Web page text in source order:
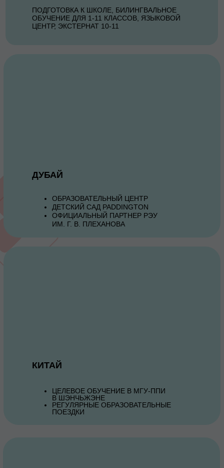
ОБРАЗОВАТЕЛЬНЫЙ ЦЕНТР
ДЕТСКИЙ САД PADDINGTON
ОФИЦИАЛЬНЫЙ ПАРТНЕР РЭУ
ИМ. Г. В. ПЛЕХАНОВА
ЦЕЛЕВОЕ ОБУЧЕНИЕ В МГУ-ППИ
В ШЭНЧЬЖЭНЕ
РЕГУЛЯРНЫЕ ОБРАЗОВАТЕЛЬНЫЕ
ПОЕЗДКИ
ДУБАЙ
КИТАЙ
ПОДГОТОВКА К ШКОЛЕ, БИЛИНГВАЛЬНОЕ
ОБУЧЕНИЕ ДЛЯ 1-11 КЛАССОВ, ЯЗЫКОВОЙ
ЦЕНТР, ЭКСТЕРНАТ 10-11